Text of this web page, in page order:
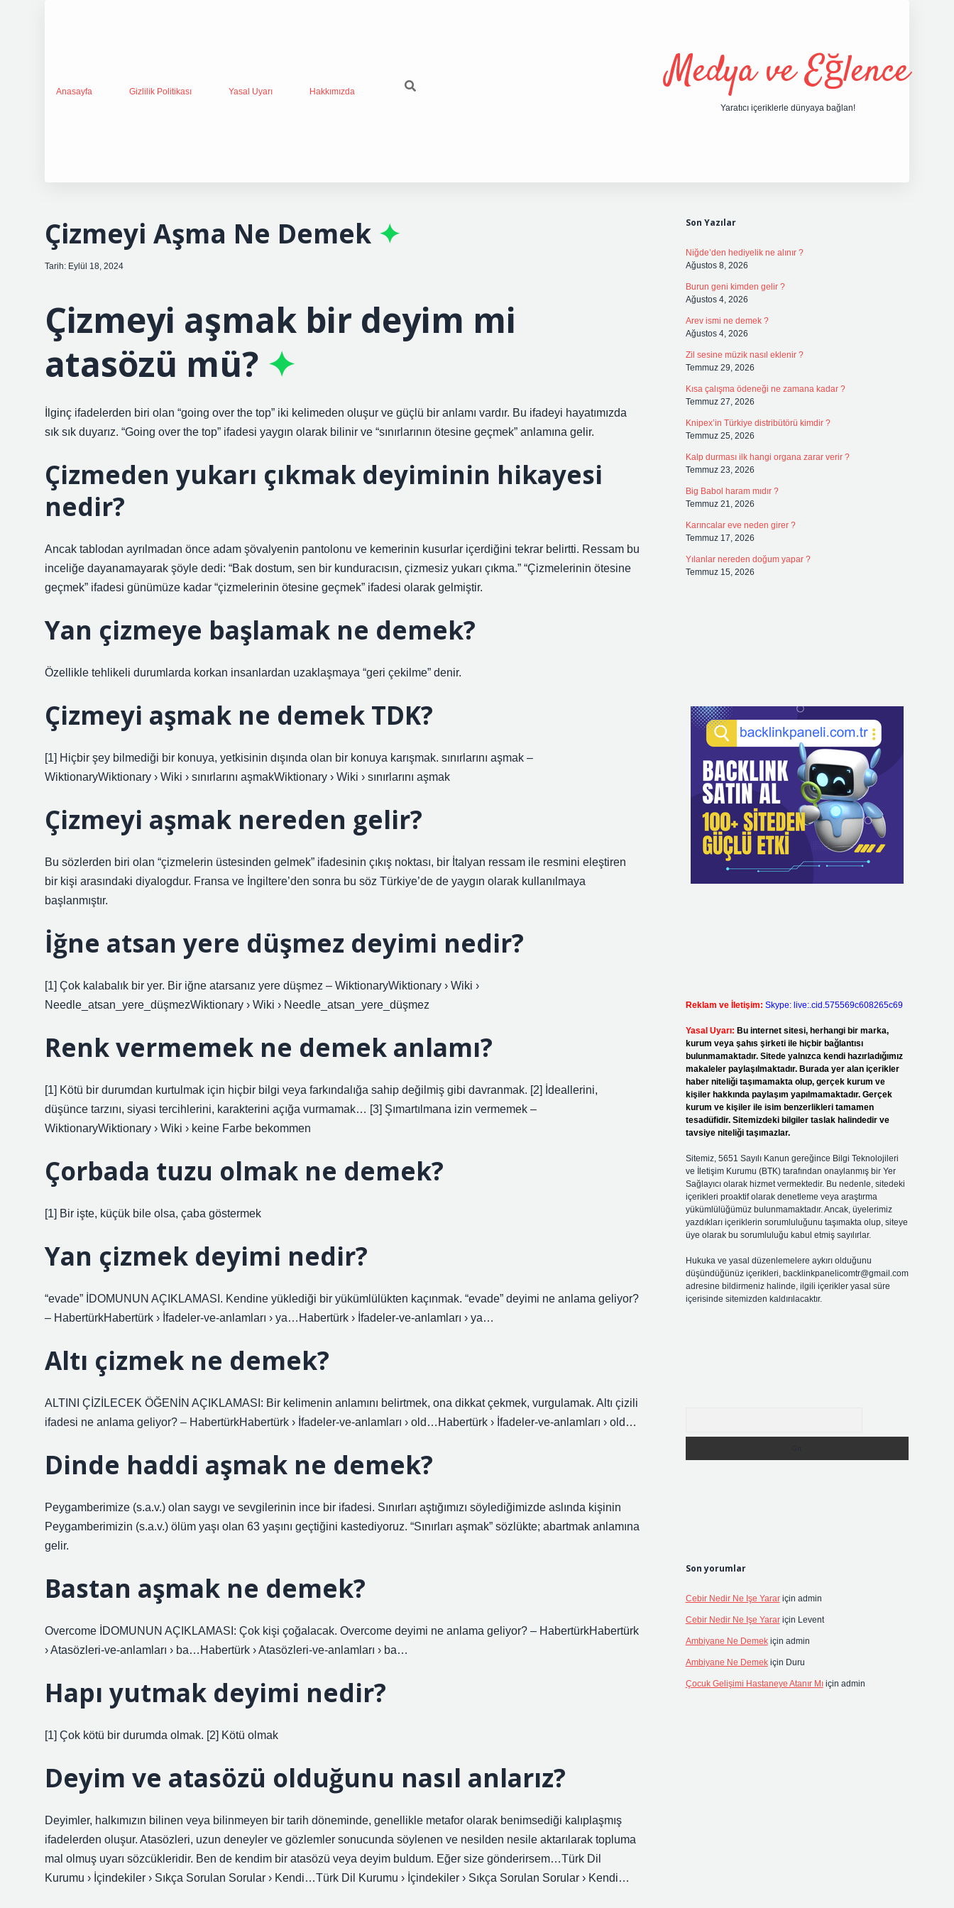
Anasayfa Gizlilik Politikası Yasal Uyarı Hakkımızda Medya ve Eğlence
Yaratıcı içeriklerle dünyaya bağlan!
Çizmeyi Aşma Ne Demek
Tarih: Eylül 18, 2024
Çizmeyi aşmak bir deyim mi
atasözü mü?
İlginç ifadelerden biri olan “going over the top” iki kelimeden oluşur ve güçlü bir anlamı vardır. Bu ifadeyi hayatımızda
sık sık duyarız. “Going over the top” ifadesi yaygın olarak bilinir ve “sınırlarının ötesine geçmek” anlamına gelir.
Çizmeden yukarı çıkmak deyiminin hikayesi
nedir?
Ancak tablodan ayrılmadan önce adam şövalyenin pantolonu ve kemerinin kusurlar içerdiğini tekrar belirtti. Ressam bu
inceliğe dayanamayarak şöyle dedi: “Bak dostum, sen bir kunduracısın, çizmesiz yukarı çıkma.” “Çizmelerinin ötesine
geçmek” ifadesi günümüze kadar “çizmelerinin ötesine geçmek” ifadesi olarak gelmiştir.
Yan çizmeye başlamak ne demek?
Özellikle tehlikeli durumlarda korkan insanlardan uzaklaşmaya “geri çekilme” denir.
Çizmeyi aşmak ne demek TDK?
[1] Hiçbir şey bilmediği bir konuya, yetkisinin dışında olan bir konuya karışmak. sınırlarını aşmak –
WiktionaryWiktionary › Wiki › sınırlarını aşmakWiktionary › Wiki › sınırlarını aşmak
Çizmeyi aşmak nereden gelir?
Bu sözlerden biri olan “çizmelerin üstesinden gelmek” ifadesinin çıkış noktası, bir İtalyan ressam ile resmini eleştiren
bir kişi arasındaki diyalogdur. Fransa ve İngiltere’den sonra bu söz Türkiye’de de yaygın olarak kullanılmaya
başlanmıştır.
İğne atsan yere düşmez deyimi nedir?
[1] Çok kalabalık bir yer. Bir iğne atarsanız yere düşmez – WiktionaryWiktionary › Wiki ›
Needle_atsan_yere_düşmezWiktionary › Wiki › Needle_atsan_yere_düşmez
Renk vermemek ne demek anlamı?
[1] Kötü bir durumdan kurtulmak için hiçbir bilgi veya farkındalığa sahip değilmiş gibi davranmak. [2] İdeallerini,
düşünce tarzını, siyasi tercihlerini, karakterini açığa vurmamak… [3] Şımartılmana izin vermemek –
WiktionaryWiktionary › Wiki › keine Farbe bekommen
Çorbada tuzu olmak ne demek?
[1] Bir işte, küçük bile olsa, çaba göstermek
Yan çizmek deyimi nedir?
“evade” İDOMUNUN AÇIKLAMASI. Kendine yüklediği bir yükümlülükten kaçınmak. “evade” deyimi ne anlama geliyor?
– HabertürkHabertürk › İfadeler-ve-anlamları › ya…Habertürk › İfadeler-ve-anlamları › ya…
Altı çizmek ne demek?
ALTINI ÇİZİLECEK ÖĞENİN AÇIKLAMASI: Bir kelimenin anlamını belirtmek, ona dikkat çekmek, vurgulamak. Altı çizili
ifadesi ne anlama geliyor? – HabertürkHabertürk › İfadeler-ve-anlamları › old…Habertürk › İfadeler-ve-anlamları › old…
Dinde haddi aşmak ne demek?
Peygamberimize (s.a.v.) olan saygı ve sevgilerinin ince bir ifadesi. Sınırları aştığımızı söylediğimizde aslında kişinin
Peygamberimizin (s.a.v.) ölüm yaşı olan 63 yaşını geçtiğini kastediyoruz. “Sınırları aşmak” sözlükte; abartmak anlamına
gelir.
Bastan aşmak ne demek?
Overcome İDOMUNUN AÇIKLAMASI: Çok kişi çoğalacak. Overcome deyimi ne anlama geliyor? – HabertürkHabertürk
› Atasözleri-ve-anlamları › ba…Habertürk › Atasözleri-ve-anlamları › ba…
Hapı yutmak deyimi nedir?
[1] Çok kötü bir durumda olmak. [2] Kötü olmak
Deyim ve atasözü olduğunu nasıl anlarız?
Deyimler, halkımızın bilinen veya bilinmeyen bir tarih döneminde, genellikle metafor olarak benimsediği kalıplaşmış
ifadelerden oluşur. Atasözleri, uzun deneyler ve gözlemler sonucunda söylenen ve nesilden nesile aktarılarak topluma
mal olmuş uyarı sözcükleridir. Ben de kendim bir atasözü veya deyim buldum. Eğer size gönderirsem…Türk Dil
Kurumu › İçindekiler › Sıkça Sorulan Sorular › Kendi…Türk Dil Kurumu › İçindekiler › Sıkça Sorulan Sorular › Kendi…
Son Yazılar
Niğde’den hediyelik ne alınır ?
Ağustos 8, 2026
Burun geni kimden gelir ?
Ağustos 4, 2026
Arev ismi ne demek ?
Ağustos 4, 2026
Zil sesine müzik nasıl eklenir ?
Temmuz 29, 2026
Kısa çalışma ödeneği ne zamana kadar ?
Temmuz 27, 2026
Knipex’in Türkiye distribütörü kimdir ?
Temmuz 25, 2026
Kalp durması ilk hangi organa zarar verir ?
Temmuz 23, 2026
Big Babol haram mıdır ?
Temmuz 21, 2026
Karıncalar eve neden girer ?
Temmuz 17, 2026
Yılanlar nereden doğum yapar ?
Temmuz 15, 2026
Reklam ve İletişim: Skype: live:.cid.575569c608265c69
Yasal Uyarı: Bu internet sitesi, herhangi bir marka,
kurum veya şahıs şirketi ile hiçbir bağlantısı
bulunmamaktadır. Sitede yalnızca kendi hazırladığımız
makaleler paylaşılmaktadır. Burada yer alan içerikler
haber niteliği taşımamakta olup, gerçek kurum ve
kişiler hakkında paylaşım yapılmamaktadır. Gerçek
kurum ve kişiler ile isim benzerlikleri tamamen
tesadüfidir. Sitemizdeki bilgiler taslak halindedir ve
tavsiye niteliği taşımazlar.
Sitemiz, 5651 Sayılı Kanun gereğince Bilgi Teknolojileri
ve İletişim Kurumu (BTK) tarafından onaylanmış bir Yer
Sağlayıcı olarak hizmet vermektedir. Bu nedenle, sitedeki
içerikleri proaktif olarak denetleme veya araştırma
yükümlülüğümüz bulunmamaktadır. Ancak, üyelerimiz
yazdıkları içeriklerin sorumluluğunu taşımakta olup, siteye
üye olarak bu sorumluluğu kabul etmiş sayılırlar.
Hukuka ve yasal düzenlemelere aykırı olduğunu
düşündüğünüz içerikleri, backlinkpanelicomtr@gmail.com
adresine bildirmeniz halinde, ilgili içerikler yasal süre
içerisinde sitemizden kaldırılacaktır.
Son yorumlar
Cebir Nedir Ne Işe Yarariçin admin
Cebir Nedir Ne Işe Yarariçin Levent
Ambiyane Ne Demekiçin admin
Ambiyane Ne Demekiçin Duru
Çocuk Gelişimi Hastaneye Atanır Mıiçin admin